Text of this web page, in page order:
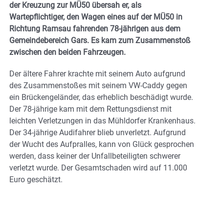
der Kreuzung zur MÜ50 übersah er, als
Wartepflichtiger, den Wagen eines auf der MÜ50 in
Richtung Ramsau fahrenden 78-jährigen aus dem
Gemeindebereich Gars. Es kam zum Zusammenstoß
zwischen den beiden Fahrzeugen.
Der ältere Fahrer krachte mit seinem Auto aufgrund
des Zusammenstoßes mit seinem VW-Caddy gegen
ein Brückengeländer, das erheblich beschädigt wurde.
Der 78-jährige kam mit dem Rettungsdienst mit
leichten Verletzungen in das Mühldorfer Krankenhaus.
Der 34-jährige Audifahrer blieb unverletzt. Aufgrund
der Wucht des Aufpralles, kann von Glück gesprochen
werden, dass keiner der Unfallbeteiligten schwerer
verletzt wurde. Der Gesamtschaden wird auf 11.000
Euro geschätzt.